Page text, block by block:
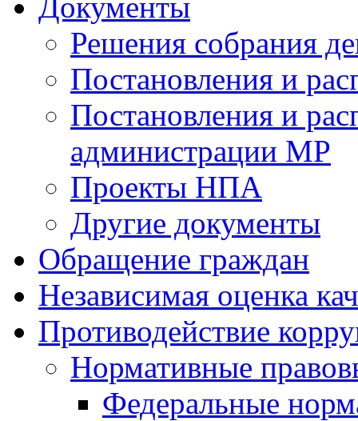
Решения собрания
Постановления и
Постановления и
администрации МР
Проекты НПА
Другие документы
Обращение граждан
Независимая оценка
Противодействие
Нормативные
Федеральные